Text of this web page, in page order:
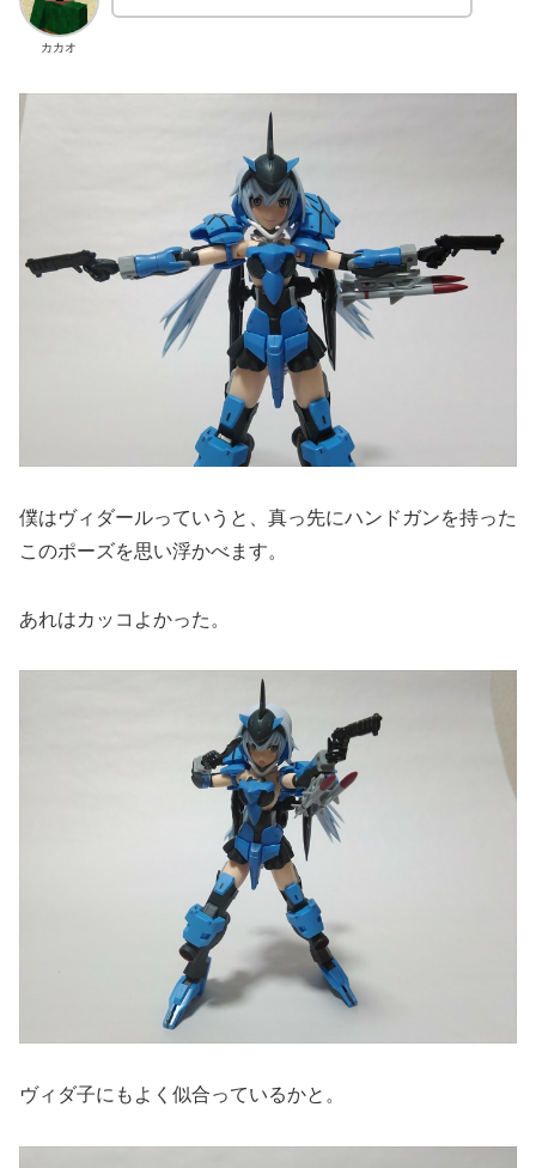
カカオ
僕はヴィダールっていうと、真っ先にハンドガンを持った
このポーズを思い浮かべます。
あれはカッコよかった。
ヴィダ子にもよく似合っているかと。